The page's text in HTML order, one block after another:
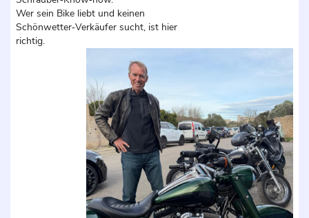
Wer sein Bike liebt und keinen
Schönwetter‑Verkäufer sucht, ist hier
richtig.